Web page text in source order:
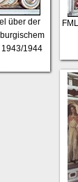
über der
1944